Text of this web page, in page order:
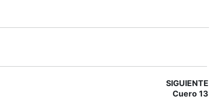
SIGUIENTE
Cuero 13